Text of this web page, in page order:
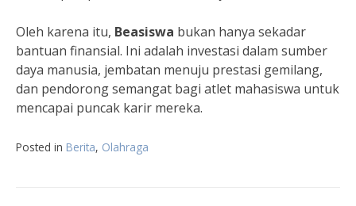
Oleh karena itu, Beasiswa bukan hanya sekadar
bantuan finansial. Ini adalah investasi dalam sumber
daya manusia, jembatan menuju prestasi gemilang,
dan pendorong semangat bagi atlet mahasiswa untuk
mencapai puncak karir mereka.
Posted in Berita, Olahraga